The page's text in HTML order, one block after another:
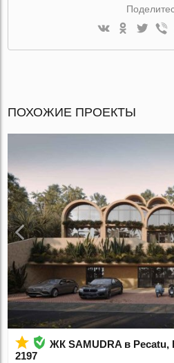
ПОХОЖИЕ ПРОЕКТЫ
ЖК SAMUDRA в
2197